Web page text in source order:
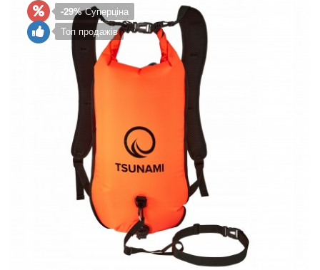
-29%Суперціна
Топ продажів